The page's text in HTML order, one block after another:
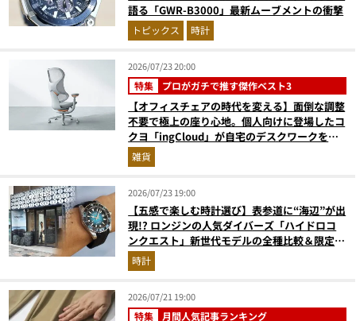
語る「GWR-B3000」最新ムーブメントの衝撃
トピックス 時計
2026/07/23 20:00
特集 プロがガチで推す傑作ベスト3
【オフィスチェアの時代を変える】面倒な調整
不要で極上の座り心地。個人向けに登場したコ
クヨ「ingCloud」が自宅のデスクワークを激
変させる3つの理由
雑貨
2026/07/23 19:00
【五感で楽しむ時計選び】表参道に“海辺”が出
現!? ロンジンの人気ダイバーズ「ハイドロコ
ンクエスト」新世代モデルの全種比較＆限定品
が揃う激アツ空間へ！
時計
2026/07/21 19:00
特集 月間人気記事ランキング